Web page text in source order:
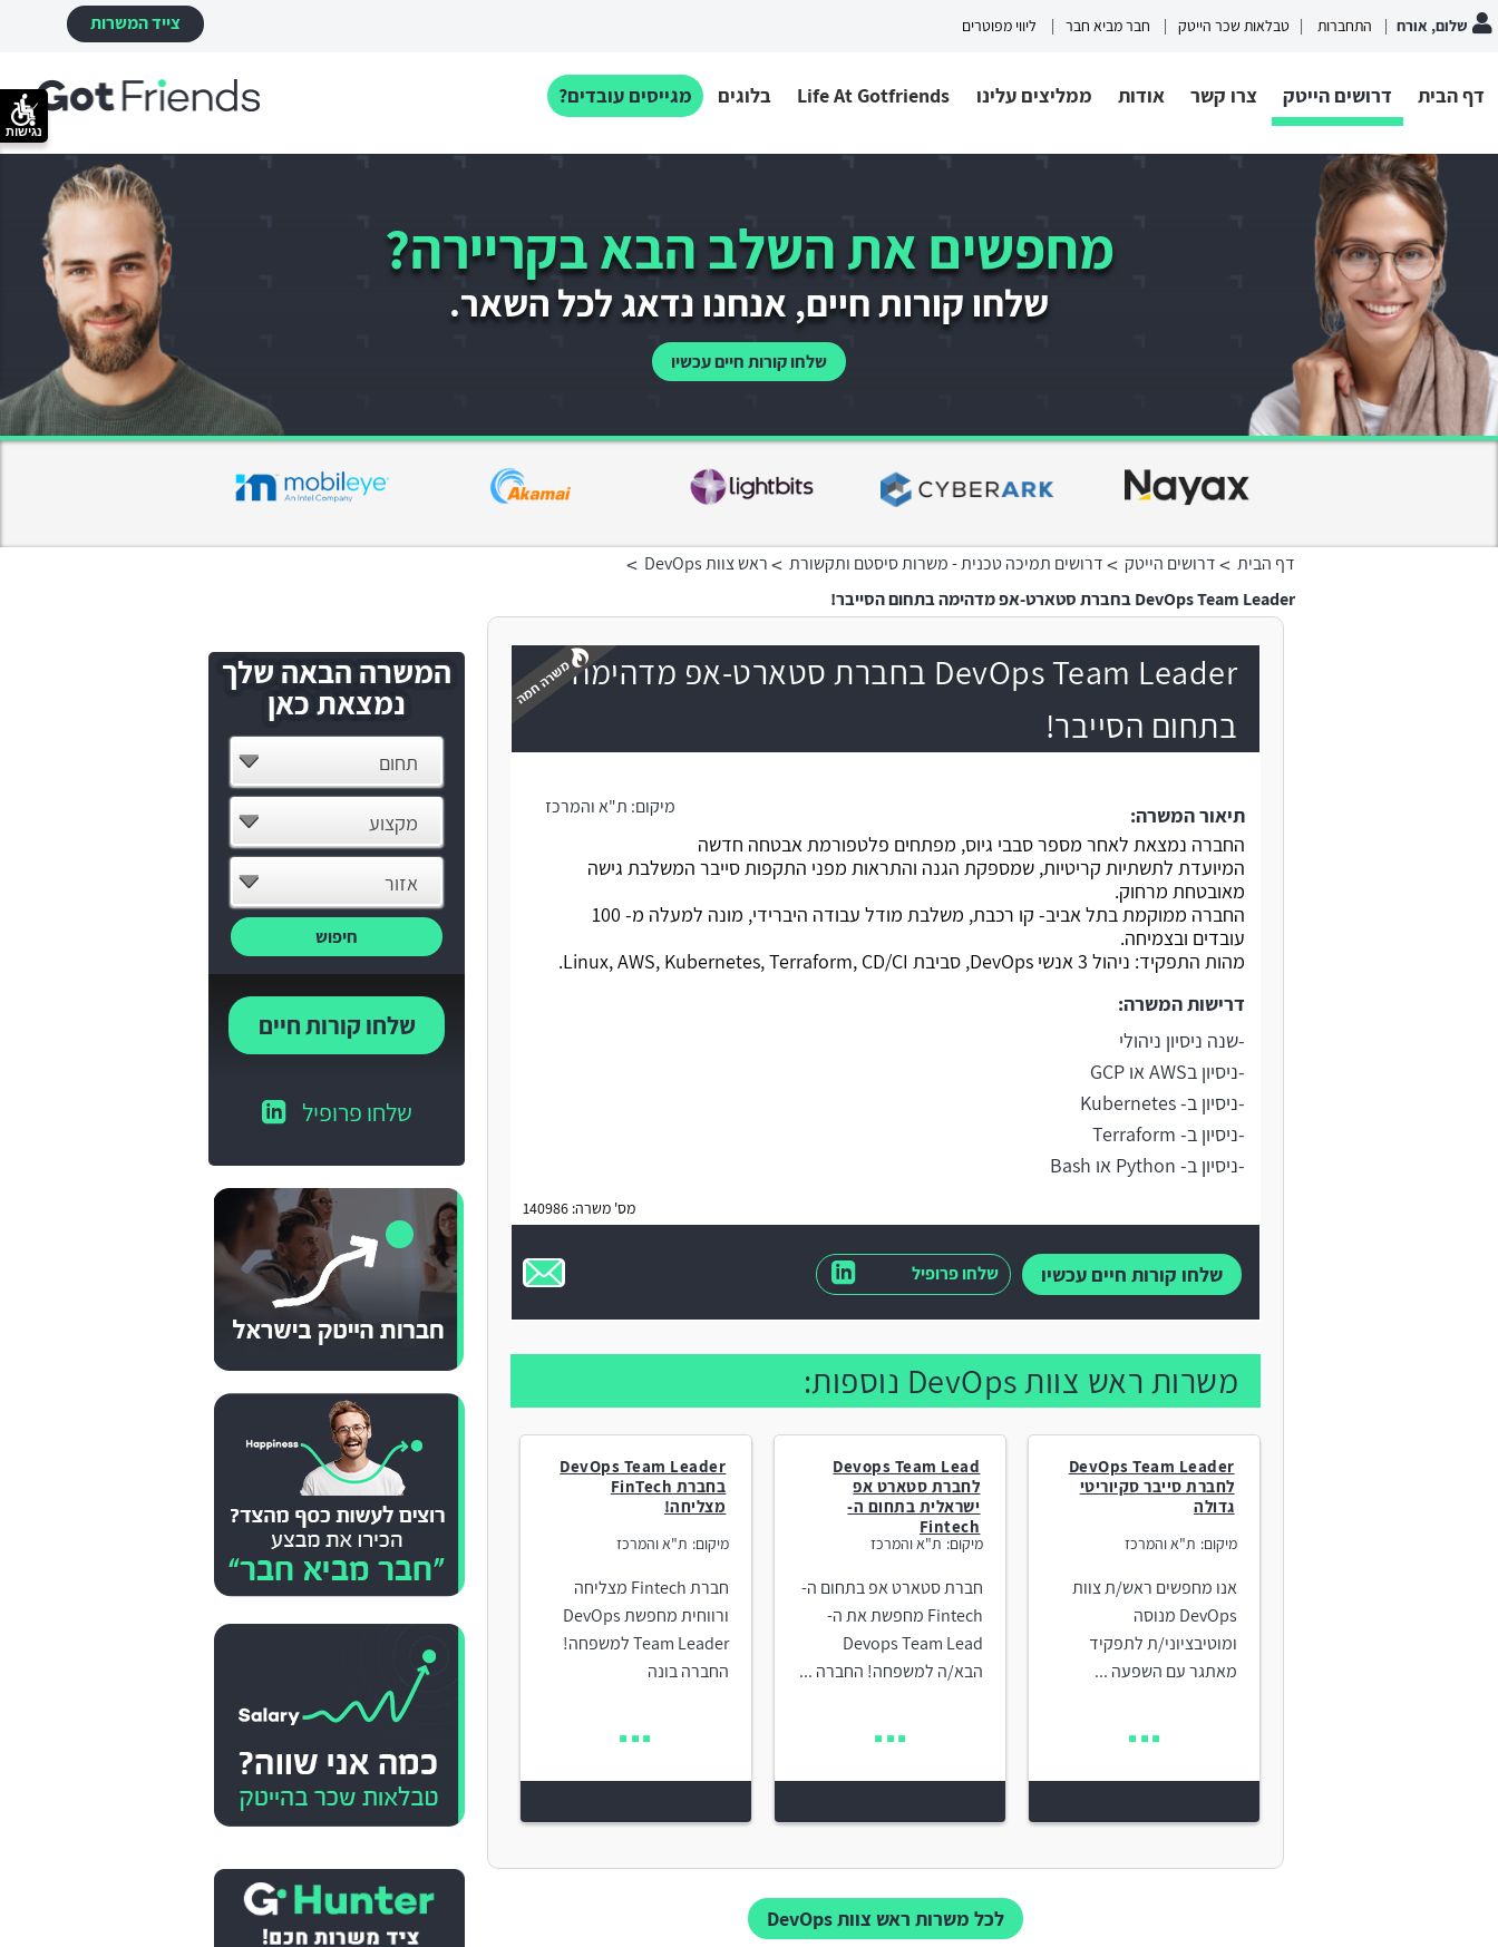
שלום, אורח התחברות טבלאות שכר הייטק חבר מביא חבר ליווי מפוטרים צייד המשרות
דף הבית דרושים הייטק צרו קשר אודות ממליצים עלינו Life At Gotfriends בלוגים מגייסים עובדים?
מחפשים את השלב הבא בקריירה?
שלחו קורות חיים, אנחנו נדאג לכל השאר.
שלחו קורות חיים עכשיו
דף הבית >דרושים הייטק >דרושים תמיכה טכנית - משרות סיסטם ותקשורת >ראש צוות DevOps >
DevOps Team Leader בחברת סטארט-אפ מדהימה בתחום הסייבר!
DevOps Team Leader בחברת סטארט-אפ מדהימה
בתחום הסייבר!
מיקום: ת"א והמרכז
תיאור המשרה:
החברה נמצאת לאחר מספר סבבי גיוס, מפתחים פלטפורמת אבטחה חדשה
המיועדת לתשתיות קריטיות, שמספקת הגנה והתראות מפני התקפות סייבר המשלבת גישה
מאובטחת מרחוק.
החברה ממוקמת בתל אביב- קו רכבת, משלבת מודל עבודה היברידי, מונה למעלה מ- 100
עובדים ובצמיחה.
מהות התפקיד: ניהול 3 אנשי DevOps, סביבת Linux, AWS, Kubernetes, Terraform, CD/CI.
דרישות המשרה:
-שנה ניסיון ניהולי
-ניסיון בAWS או GCP
-ניסיון ב- Kubernetes
-ניסיון ב- Terraform
-ניסיון ב- Python או Bash
מס' משרה: 140986
שלחו קורות חיים עכשיו שלחו פרופיל
משרות ראש צוות DevOps נוספות:
DevOps Team Leader
לחברת סייבר סקיוריטי
גדולה
מיקום: ת"א והמרכז
אנו מחפשים ראש/ת צוות
DevOps מנוסה
ומוטיבציוני/ת לתפקיד
מאתגר עם השפעה ...
Devops Team Lead
לחברת סטארט אפ
ישראלית בתחום ה-
Fintech
מיקום: ת"א והמרכז
חברת סטארט אפ בתחום ה-
Fintech מחפשת את ה-
Devops Team Lead
הבא/ה למשפחה! החברה ...
DevOps Team Leader
בחברת FinTech
מצליחה!
מיקום: ת"א והמרכז
חברת Fintech מצליחה
ורווחית מחפשת DevOps
Team Leader למשפחה!
החברה בונה
לכל משרות ראש צוות DevOps
המשרה הבאה שלך
נמצאת כאן
תחום
מקצוע
אזור
חיפוש
שלחו קורות חיים
שלחו פרופיל
נגישות